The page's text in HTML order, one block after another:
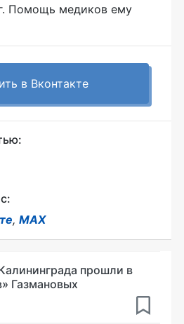
Помощь медиков ему
в Вконтакте
, MAX
прошли в
Газмановых